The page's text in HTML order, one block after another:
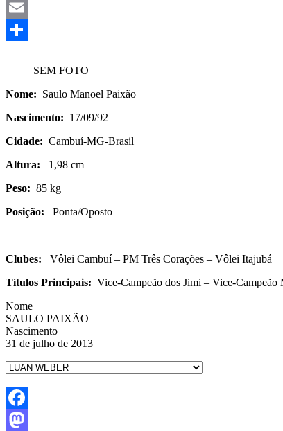
Mastodon
Email
SEM FOTO
Nome: Saulo Manoel Paixão
Nascimento: 17/09/92
Cidade: Cambuí-MG-Brasil
Altura: 1,98 cm
Peso: 85 kg
Posição: Ponta/Oposto
Clubes: Vôlei Cambuí – PM Três Corações – Vôlei Itajubá
Títulos Principais: Vice-Campeão dos Jimi – Vice-
Nome
SAULO PAIXÃO
Nascimento
31 de julho de 2013
Facebook